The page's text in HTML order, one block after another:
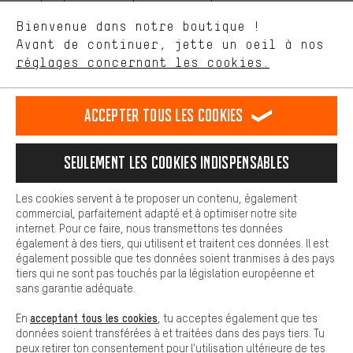
Langue"
français english
EN Deutsch español
RÉSILIER LE CONTRAT Communauté d'Aix-la-Chapelle
Programme d'affiliation Mentions Légales Protection des données
Conditions générales de vente Plateforme d'Alerte
Reprise des batteries Corepile Paramètres de cookies
Modifier le contraste
Tous les prix s'entendent en euros (MwSt hors) plus les
frais de portpour la livraison versÉtats-Unis.
Bienvenue dans notre boutique !
Avant de continuer, jette un oeil à nos
réglages concernant les cookies.
nous proposons grâce à ton comportement d'achat.
Plus de confort
est plus confortable. Avec les cookies de confort, nous
Nous pouvons ainsi mettre à ta disposition d'autres contenus et
informations utiles. De plus, tu as la possibilité d'utiliser des
facilement les bons produits. Par exemple, nous proposons une
facilement aux questions.
Cookies de base
Les cookies de base garantissent que tu puisses utiliser les
fonctions de notre site web.
Accepter tous les cookies
Seulement les cookies indispensables
Les cookies servent à te proposer un contenu, également
commercial, parfaitement adapté et à optimiser notre site
internet. Pour ce faire, nous transmettons tes données
également à des tiers, qui utilisent et traitent ces données. Il est
également possible que tes données soient tranmises à des pays
tiers qui ne sont pas touchés par la législation européenne et
sans garantie adéquate.
En acceptant tous les cookies , tu acceptes également que tes
données soient transférées à et traitées dans des pays tiers. Tu
peux retirer ton consentement pour l'utilisation ultérieure de tes